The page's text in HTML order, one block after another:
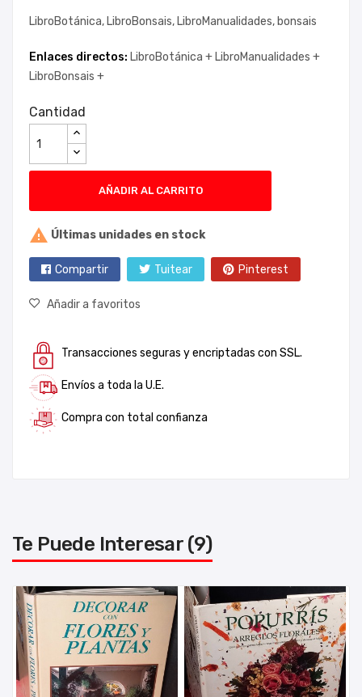
LibroBotánica, LibroBonsais, LibroManualidades, bonsais
Enlaces directos: LibroBotánica + LibroManualidades +
LibroBonsais +
Cantidad
AÑADIR AL CARRITO
 Últimas unidades en stock
Compartir Tuitear Pinterest
Añadir a favoritos
Transacciones seguras y encriptadas con SSL.
Envíos a toda la U.E.
Compra con total confianza
Te Puede Interesar (9)